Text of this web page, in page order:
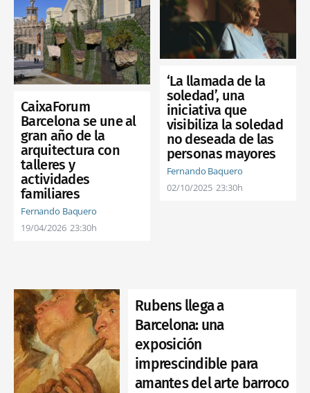
CaixaForum
Barcelona se une al
gran año de la
arquitectura con
talleres y
actividades
familiares
Fernando Baquero
19/04/2026 23:30h
‘La llamada de la
soledad’, una
iniciativa que
visibiliza la soledad
no deseada de las
personas mayores
Fernando Baquero
02/10/2025 23:30h
Rubens llega a
Barcelona: una
exposición
imprescindible para
amantes del arte barroco